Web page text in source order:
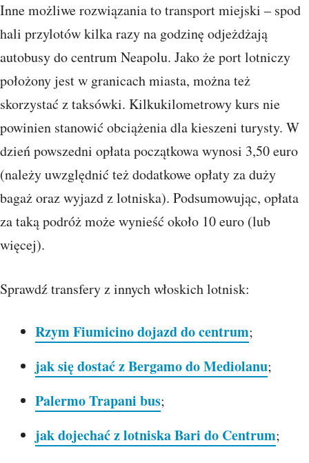
Inne możliwe rozwiązania to transport miejski – spod
hali przylotów kilka razy na godzinę odjeżdżają
autobusy do centrum Neapolu. Jako że port lotniczy
położony jest w granicach miasta, można też
skorzystać z taksówki. Kilkukilometrowy kurs nie
powinien stanowić obciążenia dla kieszeni turysty. W
dzień powszedni opłata początkowa wynosi 3,50 euro
(należy uwzględnić też dodatkowe opłaty za duży
bagaż oraz wyjazd z lotniska). Podsumowując, opłata
za taką podróż może wynieść około 10 euro (lub
więcej).
Sprawdź transfery z innych włoskich lotnisk:
Rzym Fiumicino dojazd do centrum;
jak się dostać z Bergamo do Mediolanu;
Palermo Trapani bus;
jak dojechać z lotniska Bari do Centrum;